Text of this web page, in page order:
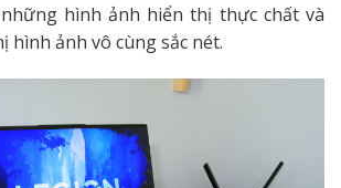
hình ảnh hiển thị thực chất và
hình ảnh vô cùng sắc nét.